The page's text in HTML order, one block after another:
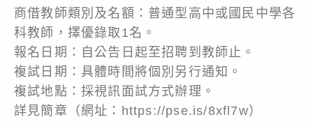
商借教師類別及名額：普通型高中或國民中學各
科教師，擇優錄取1名。
報名日期：自公告日起至招聘到教師止。
複試日期：具體時間將個別另行通知。
複試地點：採視訊面試方式辦理。
詳見簡章（網址：https://pse.is/8xfl7w）